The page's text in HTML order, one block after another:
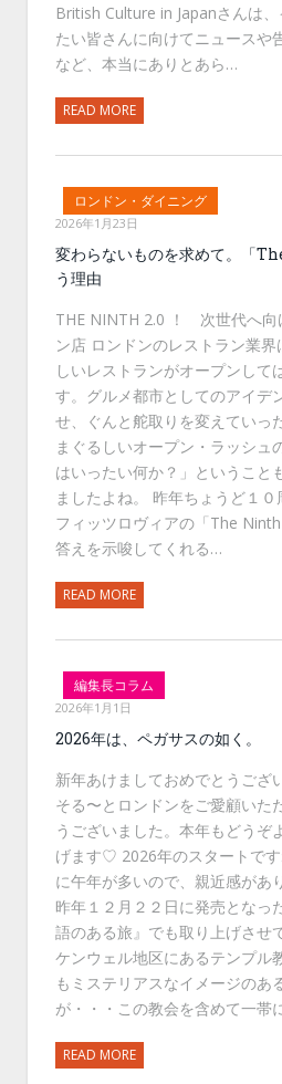
British Culture in Japanさんは
たい皆さんに向けてニュースや
など、本当にありとあら…
READ MORE
ロンドン・ダイニング
2026年1月23日
変わらないものを求めて。「
う理由
THE NINTH 2.0 ！ 次世代へ向
ン店 ロンドンのレストラン業
しいレストランがオープンして
す。グルメ都市としてのアイデ
せ、ぐんと舵取りを変えていっ
まぐるしいオープン・ラッシュ
はいったい何か？」ということ
ましたよね。 昨年ちょうど１
フィッツロヴィアの「The
答えを示唆してくれる…
READ MORE
編集長コラム
2026年1月1日
2026年は、ペガサスの如く。
新年あけましておめでとうござ
そる〜とロンドンをご愛顧いた
うございました。本年もどうぞ
げます♡ 2026年のスタートで
に午年が多いので、親近感があ
昨年１２月２２日に発売となっ
語のある旅』でも取り上げさせ
ケンウェル地区にあるテンプル
もミステリアスなイメージのあ
が・・・この教会を含めて一帯
READ MORE